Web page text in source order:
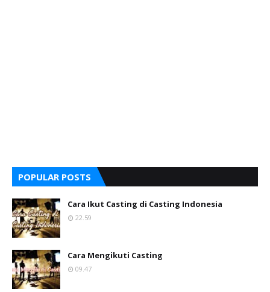
POPULAR POSTS
Cara Ikut Casting di Casting Indonesia
22.59
Cara Mengikuti Casting
09.47